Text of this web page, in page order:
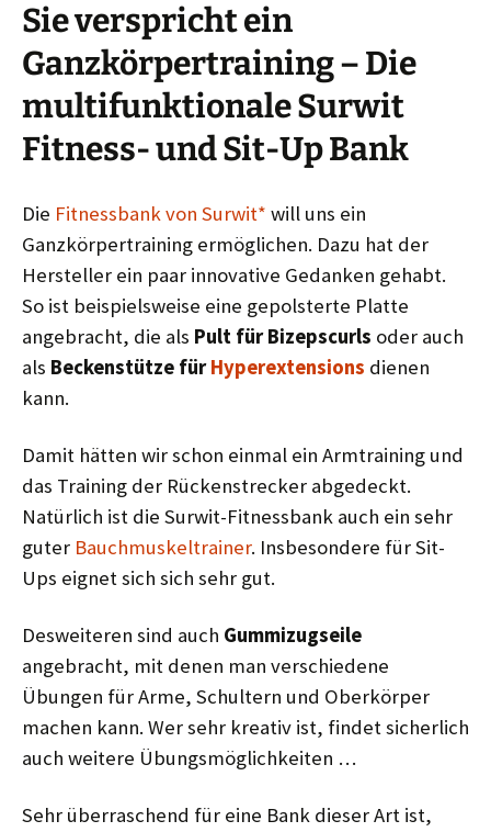
Sie verspricht ein
Ganzkörpertraining – Die
multifunktionale Surwit
Fitness- und Sit-Up Bank
Die Fitnessbank von Surwit* will uns ein
Ganzkörpertraining ermöglichen. Dazu hat der
Hersteller ein paar innovative Gedanken gehabt.
So ist beispielsweise eine gepolsterte Platte
angebracht, die als Pult für Bizepscurls oder auch
als Beckenstütze fürHyperextensions dienen
kann.
Damit hätten wir schon einmal ein Armtraining und
das Training der Rückenstrecker abgedeckt.
Natürlich ist die Surwit-Fitnessbank auch ein sehr
guter Bauchmuskeltrainer. Insbesondere für Sit-
Ups eignet sich sich sehr gut.
Desweiteren sind auch Gummizugseile
angebracht, mit denen man verschiedene
Übungen für Arme, Schultern und Oberkörper
machen kann. Wer sehr kreativ ist, findet sicherlich
auch weitere Übungsmöglichkeiten …
Sehr überraschend für eine Bank dieser Art ist,